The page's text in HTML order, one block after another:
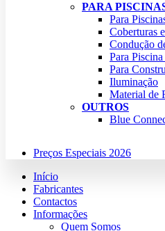
PARA
Para
Coberturas
Condução
Para
Para
Iluminação
Material de
OUTROS
Blue
Preços Especiais 2026
Início
Fabricantes
Contactos
Informações
Quem Somos